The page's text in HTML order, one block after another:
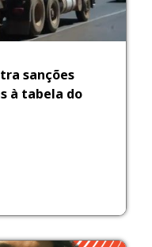
sanções
à tabela do